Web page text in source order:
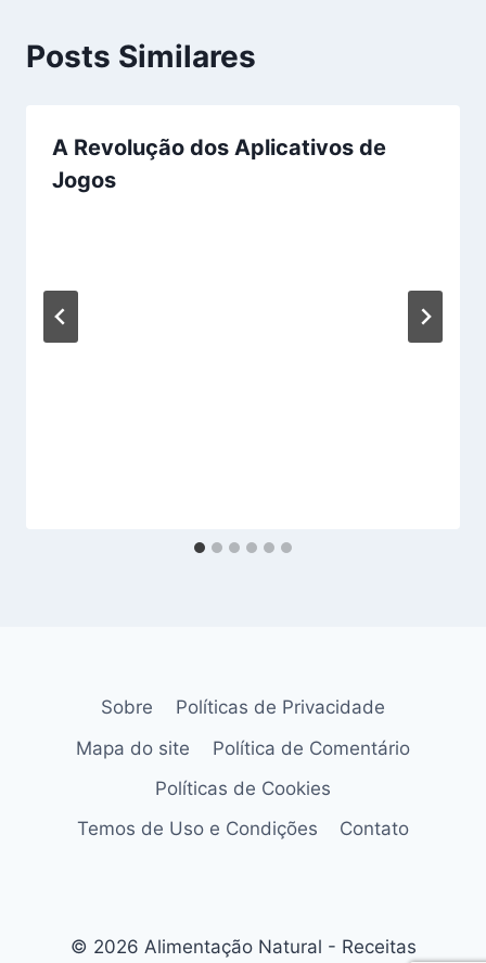
Posts Similares
A Revolução dos Aplicativos de
Jogos
Sobre
Políticas de Privacidade
Mapa do site
Política de Comentário
Políticas de Cookies
Temos de Uso e Condições
Contato
© 2026 Alimentação Natural - Receitas